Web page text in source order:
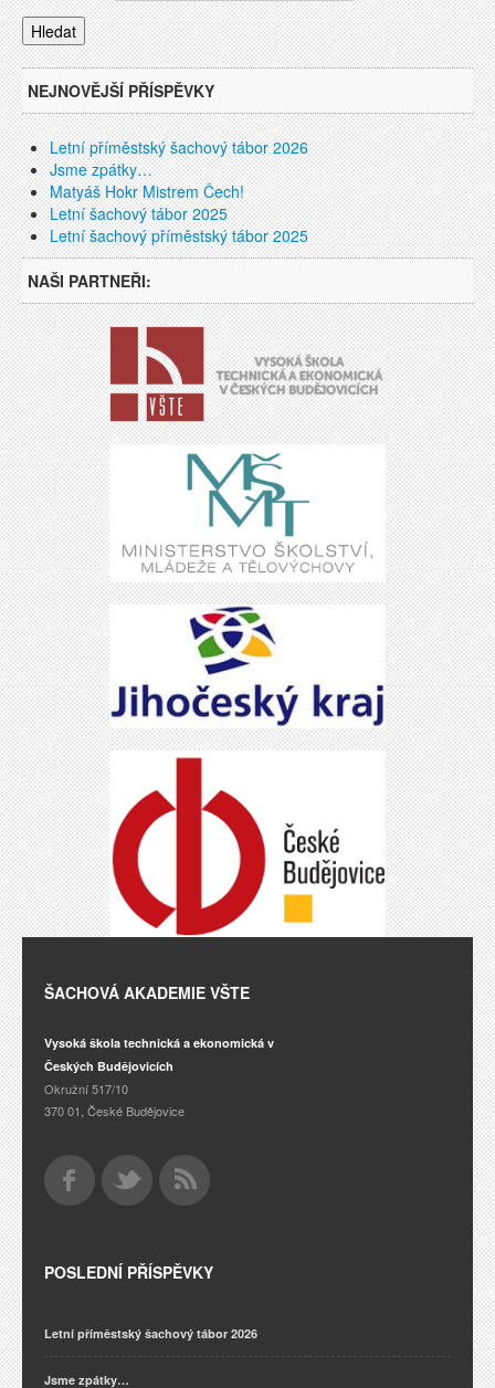
NEJNOVĚJŠÍ PŘÍSPĚVKY
Letní příměstský šachový tábor 2026
Jsme zpátky…
Matyáš Hokr Mistrem Čech!
Letní šachový tábor 2025
Letní šachový příměstský tábor 2025
NAŠI PARTNEŘI:
ŠACHOVÁ AKADEMIE VŠTE
Vysoká škola technická a ekonomická v
Českých Budějovicích
Okružní 517/10
370 01, České Budějovice
POSLEDNÍ PŘÍSPĚVKY
Letní příměstský šachový tábor 2026
Jsme zpátky…